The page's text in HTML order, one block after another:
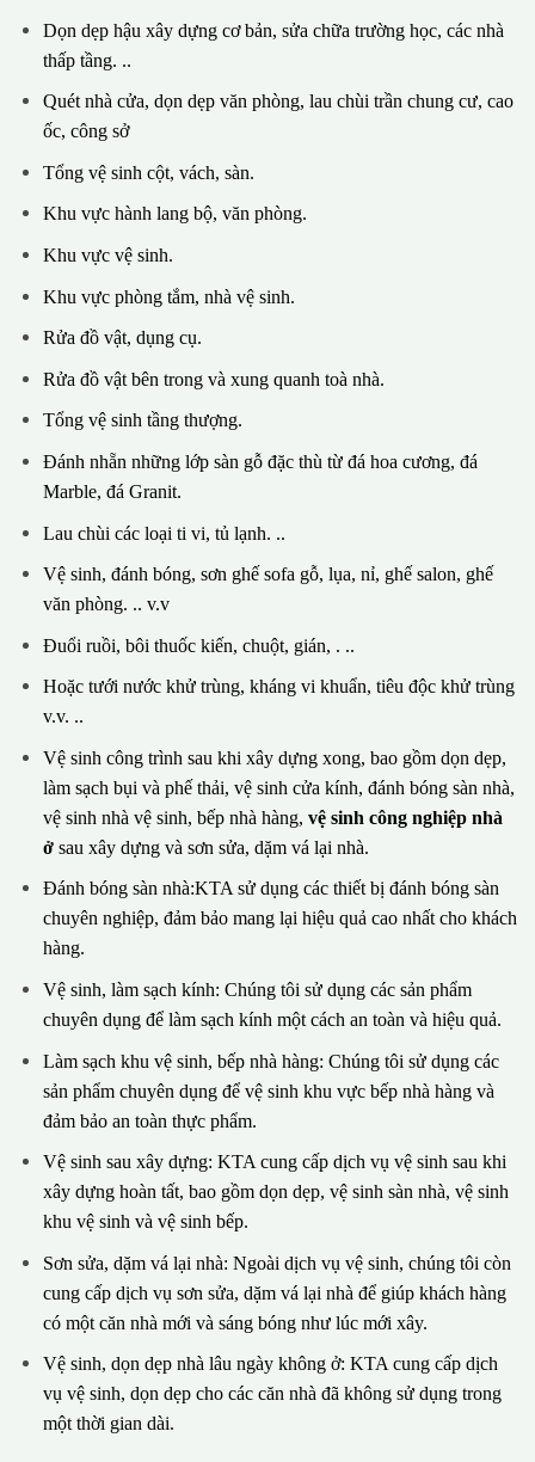
Dọn dẹp hậu xây dựng cơ bản, sửa chữa trường học, các nhà
thấp tầng. ..
Quét nhà cửa, dọn dẹp văn phòng, lau chùi trần chung cư, cao
ốc, công sở
Tổng vệ sinh cột, vách, sàn.
Khu vực hành lang bộ, văn phòng.
Khu vực vệ sinh.
Khu vực phòng tắm, nhà vệ sinh.
Rửa đồ vật, dụng cụ.
Rửa đồ vật bên trong và xung quanh toà nhà.
Tổng vệ sinh tầng thượng.
Đánh nhẵn những lớp sàn gỗ đặc thù từ đá hoa cương, đá
Marble, đá Granit.
Lau chùi các loại ti vi, tủ lạnh. ..
Vệ sinh, đánh bóng, sơn ghế sofa gỗ, lụa, nỉ, ghế salon, ghế
văn phòng. .. v.v
Đuổi ruồi, bôi thuốc kiến, chuột, gián, . ..
Hoặc tưới nước khử trùng, kháng vi khuẩn, tiêu độc khử trùng
v.v. ..
Vệ sinh công trình sau khi xây dựng xong, bao gồm dọn dẹp,
làm sạch bụi và phế thải, vệ sinh cửa kính, đánh bóng sàn nhà,
vệ sinh nhà vệ sinh, bếp nhà hàng, vệ sinh công nghiệp nhà
ởsau xây dựng và sơn sửa, dặm vá lại nhà.
Đánh bóng sàn nhà:KTA sử dụng các thiết bị đánh bóng sàn
chuyên nghiệp, đảm bảo mang lại hiệu quả cao nhất cho khách
hàng.
Vệ sinh, làm sạch kính: Chúng tôi sử dụng các sản phẩm
chuyên dụng để làm sạch kính một cách an toàn và hiệu quả.
Làm sạch khu vệ sinh, bếp nhà hàng: Chúng tôi sử dụng các
sản phẩm chuyên dụng để vệ sinh khu vực bếp nhà hàng và
đảm bảo an toàn thực phẩm.
Vệ sinh sau xây dựng: KTA cung cấp dịch vụ vệ sinh sau khi
xây dựng hoàn tất, bao gồm dọn dẹp, vệ sinh sàn nhà, vệ sinh
khu vệ sinh và vệ sinh bếp.
Sơn sửa, dặm vá lại nhà: Ngoài dịch vụ vệ sinh, chúng tôi còn
cung cấp dịch vụ sơn sửa, dặm vá lại nhà để giúp khách hàng
có một căn nhà mới và sáng bóng như lúc mới xây.
Vệ sinh, dọn dẹp nhà lâu ngày không ở: KTA cung cấp dịch
vụ vệ sinh, dọn dẹp cho các căn nhà đã không sử dụng trong
một thời gian dài.